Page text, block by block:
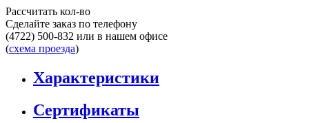
Рассчитать кол-во
Сделайте заказ по телефону
(4722) 500-832 или в нашем офисе
(схема проезда)
Характеристики
Сертификаты